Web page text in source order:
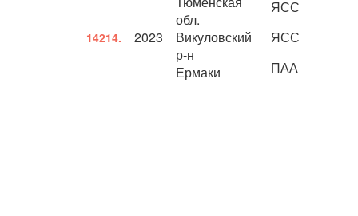
14214. 2023
обл.
Викуловский
р-н
Ермаки
ЯСС
ЯСС
ПАА